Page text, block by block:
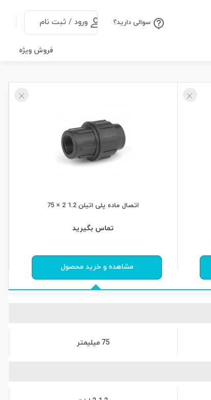
ورود / ثبت نام سوالی دارید؟
فروش ویژه
اتصال ماده پلی اتیلن 1.2 2 × 75
تماس بگیرید
مشاهده و خرید محصول
75 میلیمتر